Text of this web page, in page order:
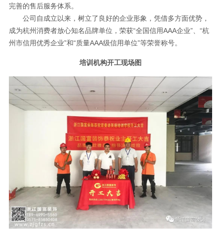
完善的售后服务体系。
公司自成立以来，树立了良好的企业形象，凭借多方面优势，
成为杭州消费者放心知名品牌单位，荣获“全国信用AAA企业”、“杭
州市信用优秀企业”和“质量AAA级信用单位”等荣誉称号。
培训机构开工现场图